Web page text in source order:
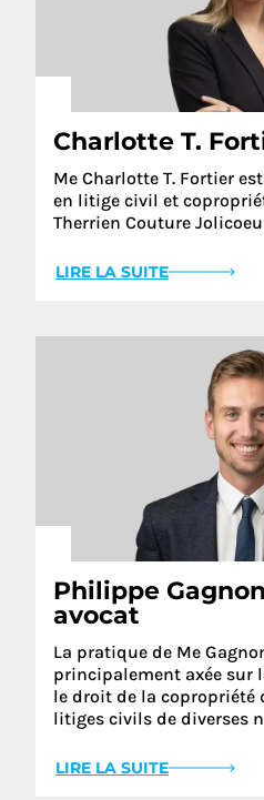
Charlotte T.
Me Charlotte T. Fortier
en litige civil et
Therrien Couture
LIRE LA SUITE
Philippe
avocat
La pratique de Me
principalement axée
le droit de la copropriété
litiges civils de diverses
LIRE LA SUITE